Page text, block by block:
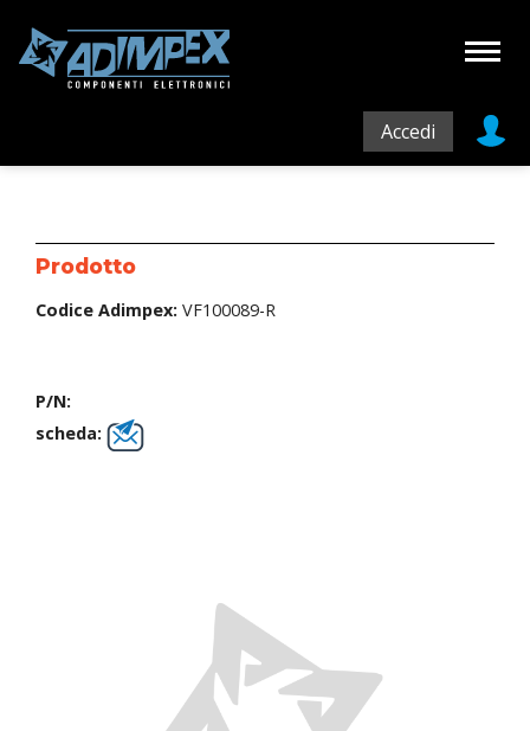
Accedi
Prodotto
Codice Adimpex: VF100089-R
P/N:
scheda: